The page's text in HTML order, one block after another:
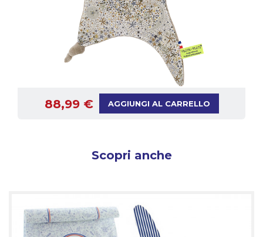
88,99 € AGGIUNGI AL CARRELLO
Scopri anche